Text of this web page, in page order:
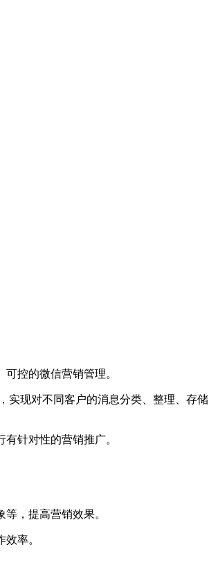
控的微信营销管理。
现对不同客户的消息分类、整理、存
针对性的营销推广。
，提高营销效果。
率。